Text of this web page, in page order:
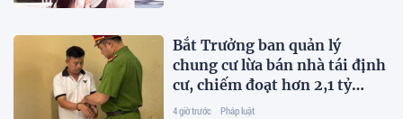
Bắt Trưởng ban quản lý
chung cư lừa bán nhà tái định
cư, chiếm đoạt hơn 2,1 tỷ
đồng
4 giờ trước Pháp luật